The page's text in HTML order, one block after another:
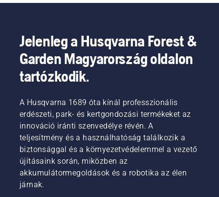
Jelenleg a Husqvarna Forest &
Garden Magyarország oldalon
tartózkodik.
A Husqvarna 1689 óta kínál professzionális
erdészeti, park- és kertgondozási termékeket az
innováció iránti szenvedélye révén. A
teljesítmény és a használhatóság találkozik a
biztonsággal és a környezetvédelemmel a vezető
újításaink során, miközben az
akkumulátormegoldások és a robotika az élen
járnak.